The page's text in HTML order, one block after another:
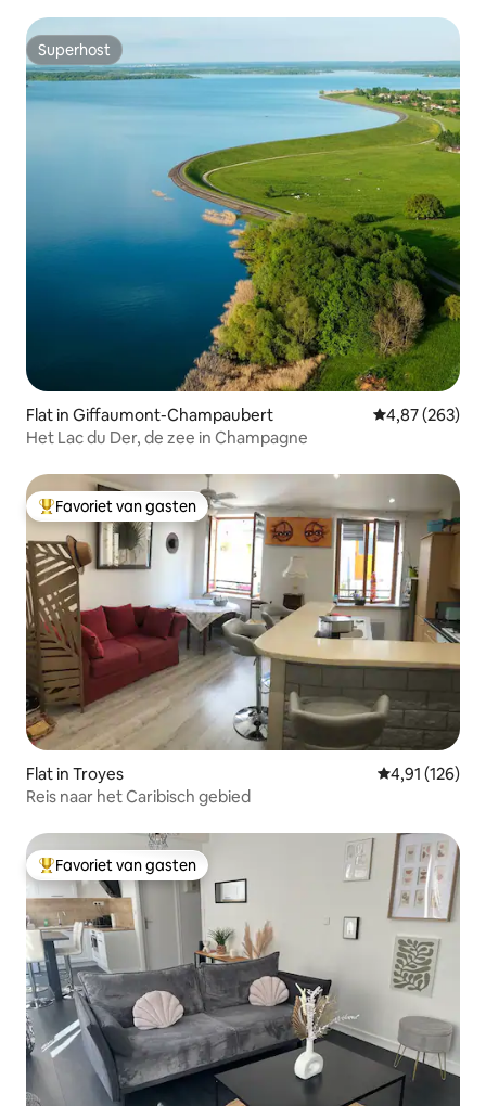
Superhost
Superhost
Flat in Giffaumont-Champaubert Gemiddelde
4,87 (263)
Het Lac du Der, de zee in Champagne
Topfavoriet van gasten
Favoriet van gasten
Flat in Troyes Gemiddelde
4,91 (126)
Reis naar het Caribisch gebied
Topfavoriet van gasten
Favoriet van gasten